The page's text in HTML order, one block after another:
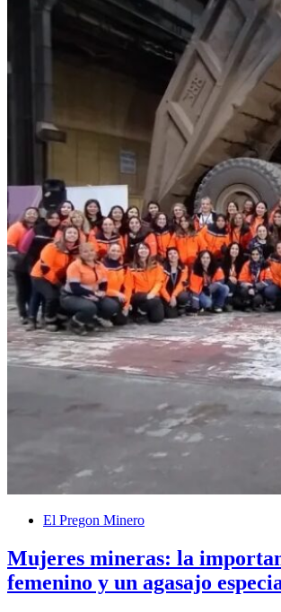
El Pregon Minero
Mujeres mineras: la
femenino y un agasajo